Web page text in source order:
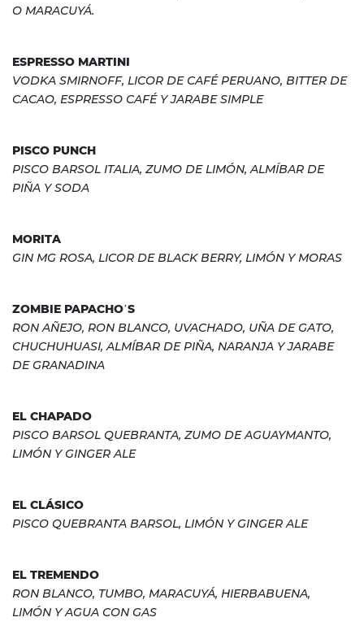
O MARACUYÁ.
ESPRESSO MARTINI
VODKA SMIRNOFF, LICOR DE CAFÉ PERUANO, BITTER DE
CACAO, ESPRESSO CAFÉ Y JARABE SIMPLE
PISCO PUNCH
PISCO BARSOL ITALIA, ZUMO DE LIMÓN, ALMÍBAR DE
PIÑA Y SODA
MORITA
GIN MG ROSA, LICOR DE BLACK BERRY, LIMÓN Y MORAS
ZOMBIE PAPACHO’S
RON AÑEJO, RON BLANCO, UVACHADO, UÑA DE GATO,
CHUCHUHUASI, ALMÍBAR DE PIÑA, NARANJA Y JARABE
DE GRANADINA
EL CHAPADO
PISCO BARSOL QUEBRANTA, ZUMO DE AGUAYMANTO,
LIMÓN Y GINGER ALE
EL CLÁSICO
PISCO QUEBRANTA BARSOL, LIMÓN Y GINGER ALE
EL TREMENDO
RON BLANCO, TUMBO, MARACUYÁ, HIERBABUENA,
LIMÓN Y AGUA CON GAS